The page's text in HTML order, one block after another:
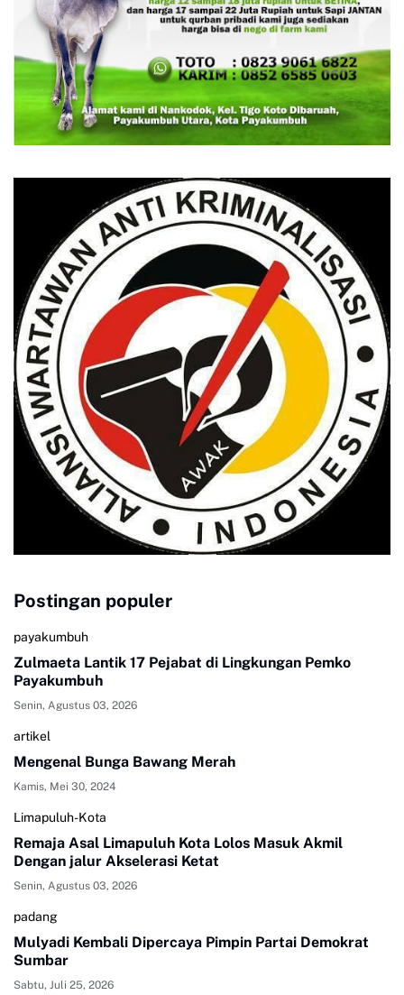
Postingan populer
payakumbuh
Zulmaeta Lantik 17 Pejabat di Lingkungan Pemko
Payakumbuh
Senin, Agustus 03, 2026
artikel
Mengenal Bunga Bawang Merah
Kamis, Mei 30, 2024
Limapuluh-Kota
Remaja Asal Limapuluh Kota Lolos Masuk Akmil
Dengan jalur Akselerasi Ketat
Senin, Agustus 03, 2026
padang
Mulyadi Kembali Dipercaya Pimpin Partai Demokrat
Sumbar
Sabtu, Juli 25, 2026